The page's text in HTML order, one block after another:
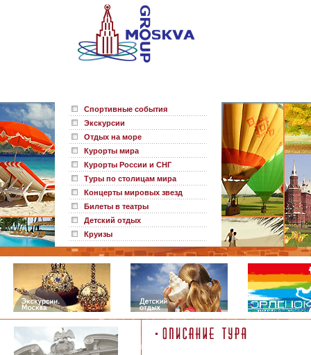
Спортивные события
Экскурсии
Отдых на море
Курорты мира
Курорты России и СНГ
Туры по столицам мира
Концерты мировых звезд
Билеты в театры
Детский отдых
Круизы